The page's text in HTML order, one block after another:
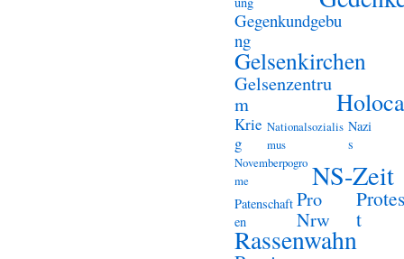
Gegenkundgebu
ng
Gelsenkirchen
Gelsenzentru
m
Krie
g
Nationalsozialis
mus
Nazi
s
Novemberpogro
me
NS-Zeit
Patenschaft
en
Pro
Nrw
Protes
t
Rassenwahn